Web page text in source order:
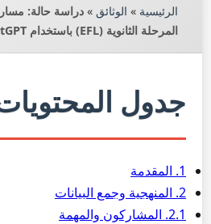
الرئيسية » الوثائق » دراسة حالة:
المرحلة الثانوية (EFL) باستخدام ChatGPT في مهام الكتابة
جدول
1. المقدمة
2. المنهجية وجمع البيانات
2.1. المشاركون والمهمة